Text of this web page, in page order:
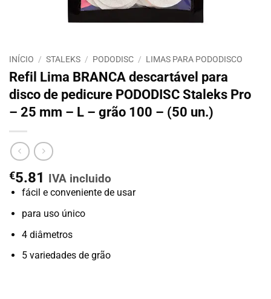
INÍCIO / STALEKS / PODODISC / LIMAS PARA PODODISCO
Refil Lima BRANCA descartável para
disco de pedicure PODODISC Staleks Pro
– 25 mm – L – grão 100 – (50 un.)
€5.81 IVA incluido
fácil e conveniente de usar
para uso único
4 diâmetros
5 variedades de grão